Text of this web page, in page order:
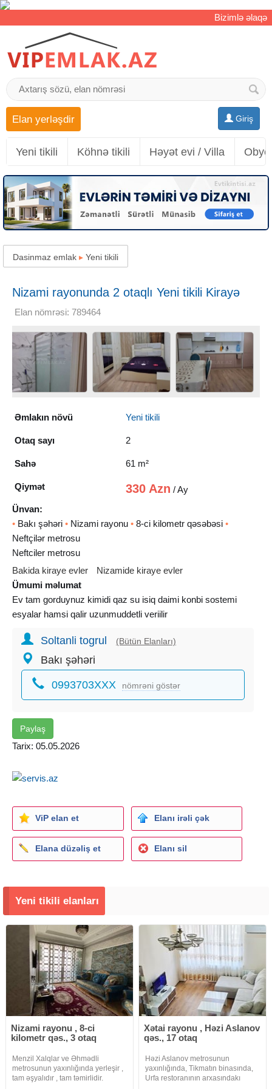
Bizimlə əlaqə
Giriş
Elan yerləşdir
Yeni tikili Köhnə tikili Həyət evi / Villa
Dasinmaz emlak ▸ Yeni tikili
Nizami rayonunda 2 otaqlı Yeni tikili Kirayə
verilir, 61 m²
Elan nömrəsi: 789464
Əmlakın növü Yeni tikili
Otaq sayı 2
Sahə 61 m²
Qiymət 330 Azn / Ay
Ünvan:
• Bakı şəhəri • Nizami rayonu • 8-ci kilometr qəsəbəsi •
Neftçilər metrosu
Neftciler metrosu
Bakida kiraye evler
Nizamide kiraye evler
Ümumi məlumat
Ev tam gorduynuz kimidi qaz su isiq daimi konbi sostemi
esyalar hamsi qalir uzunmuddetli veriilir
Soltanli togrul (Bütün Elanları)
Bakı şəhəri
0993703XXX nömrəni göstər
Paylaş
Tarix: 05.05.2026
ViP elan et Elanı irəli çək
Elana düzəliş et Elanı sil
Yeni tikili elanları
Nizami rayonu , 8-ci
kilometr qəs., 3 otaq
Menzil Xalqlar ve Əhmədli
metrosunun yaxınlığında yerleşir ,
tam əşyalıdır , tam təmirlidir.
Xətai rayonu , Həzi Aslanov
qəs., 17 otaq
Həzi Aslanov metrosunun
yaxınlığında, Tikmatın binasında,
Urfa restoranının arxasındakı